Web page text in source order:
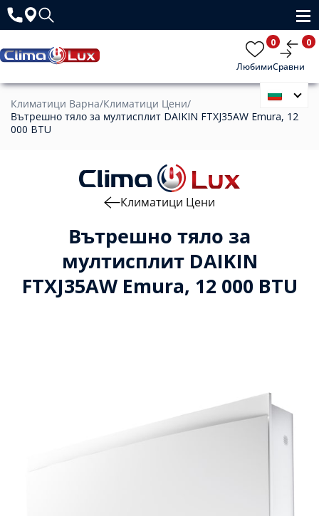
Любими
0
Сравни
0
Климатици Варна/Климатици Цени/
Вътрешно тяло за мултисплит DAIKIN FTXJ35AW Emura, 12
000 BTU
Вътрешно тяло за
мултисплит DAIKIN
FTXJ35AW Emura, 12 000 BTU
Климатици Цени